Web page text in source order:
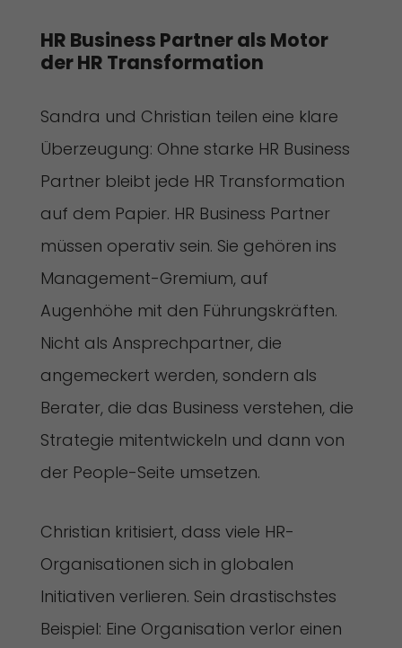
HR Business Partner als Motor
der HR Transformation
Sandra und Christian teilen eine klare
Überzeugung: Ohne starke HR Business
Partner bleibt jede HR Transformation
auf dem Papier. HR Business Partner
müssen operativ sein. Sie gehören ins
Management-Gremium, auf
Augenhöhe mit den Führungskräften.
Nicht als Ansprechpartner, die
angemeckert werden, sondern als
Berater, die das Business verstehen, die
Strategie mitentwickeln und dann von
der People-Seite umsetzen.
Christian kritisiert, dass viele HR-
Organisationen sich in globalen
Initiativen verlieren. Sein drastischstes
Beispiel: Eine Organisation verlor einen